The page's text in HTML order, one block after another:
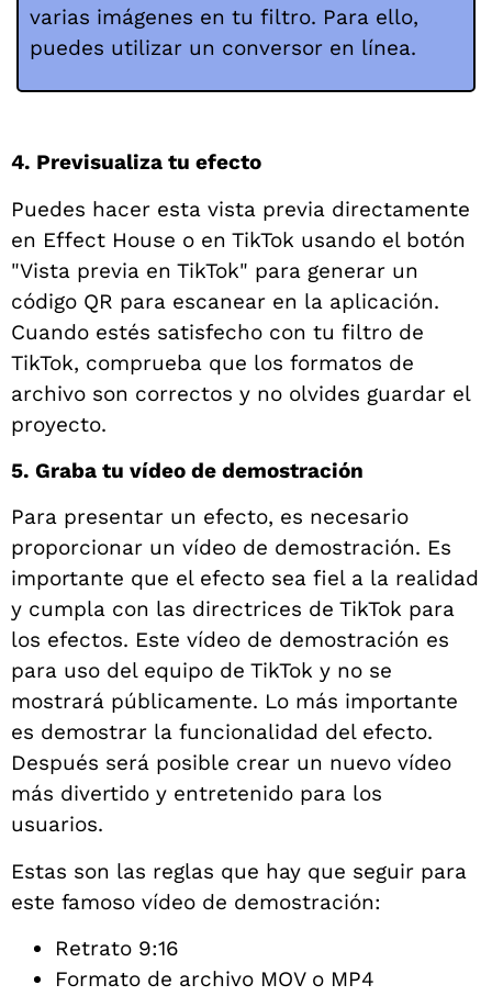
varias imágenes en tu filtro. Para ello,
puedes utilizar un conversor en línea.
4. Previsualiza tu efecto
Puedes hacer esta vista previa directamente
en Effect House o en TikTok usando el botón
"Vista previa en TikTok" para generar un
código QR para escanear en la aplicación.
Cuando estés satisfecho con tu filtro de
TikTok, comprueba que los formatos de
archivo son correctos y no olvides guardar el
proyecto.
5. Graba tu vídeo de demostración
Para presentar un efecto, es necesario
proporcionar un vídeo de demostración. Es
importante que el efecto sea fiel a la realidad
y cumpla con las directrices de TikTok para
los efectos. Este vídeo de demostración es
para uso del equipo de TikTok y no se
mostrará públicamente. Lo más importante
es demostrar la funcionalidad del efecto.
Después será posible crear un nuevo vídeo
más divertido y entretenido para los
usuarios.
Estas son las reglas que hay que seguir para
este famoso vídeo de demostración:
Retrato 9:16
Formato de archivo MOV o MP4